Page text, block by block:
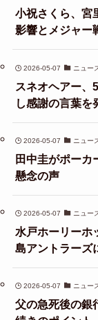
小祝さくら、宮
影響とメジャー
2026-05-07 ニュー
スネオヘアー、
し感謝の言葉を
2026-05-07 ニュー
田中圭がポーカ
懸念の声
2026-05-07 ニュー
水戸ホーリーホ
島アントラーズ
2026-05-07 ニュー
父の急死後の銀